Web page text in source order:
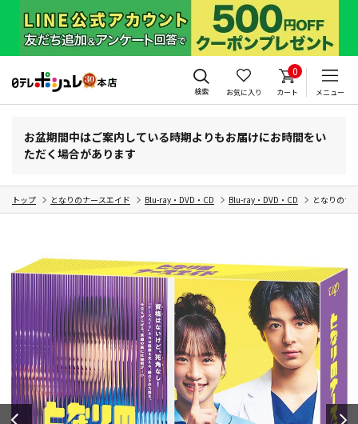
検索 お気に入り
0
カート メニュー
お盆期間中はご案内している時期よりもお届けにお時間をい
ただく場合があります
トップ となりのナースエイド Blu-ray・DVD・CD Blu-ray・DVD・CD となりのナ